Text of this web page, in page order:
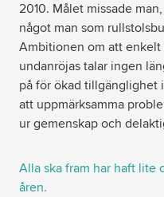
2010. Målet missade
något man som
Ambitionen om att enkelt
undanröjas talar ingen
på för ökad tillgänglighet
att uppmärksamma
ur gemenskap och
Alla ska fram har haft lite
åren.